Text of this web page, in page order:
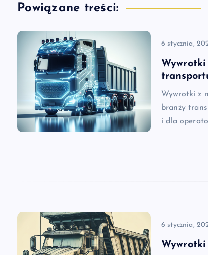
g
a
a
Powiązane treści:
6 stycznia,
Wywrotki
Wywrotki z
branży
i dla
6 stycznia,